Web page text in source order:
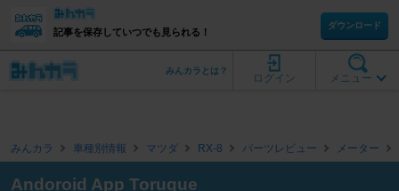
記事を保存していつでも見られる！
ダウンロード
メニュー
ログイン
みんカラとは？
みんカラ 車種別情報 マツダ RX-8 パーツレビュー メーター
Andoroid App Toruque